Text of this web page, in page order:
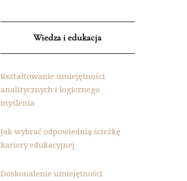
Wiedza i edukacja
Kształtowanie umiejętności
analitycznych i logicznego
myślenia
Jak wybrać odpowiednią ścieżkę
kariery edukacyjnej
Doskonalenie umiejętności